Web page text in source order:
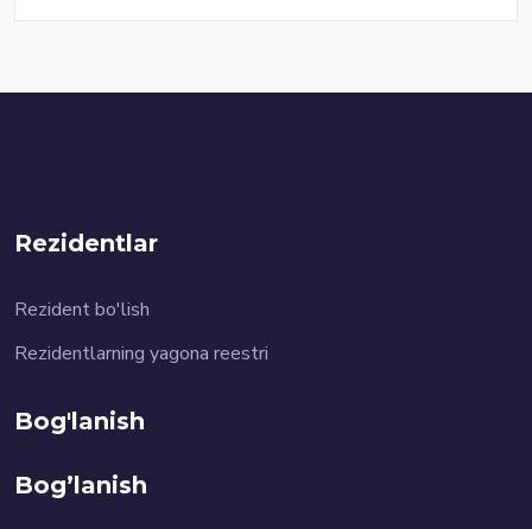
Rezidentlar
Rezident bo'lish
Rezidentlarning yagona reestri
Bog'lanish
Bog’lanish